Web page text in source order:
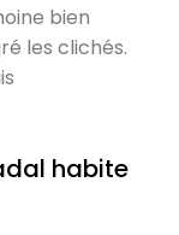
bien
les clichés.
habite